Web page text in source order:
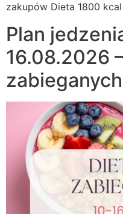
zakupów Dieta 1800
Plan
16.08.2026
zabieganych